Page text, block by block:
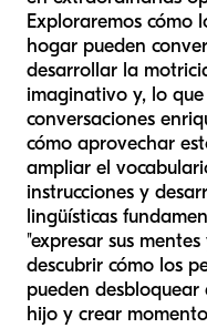
Exploraremos cómo
hogar pueden
desarrollar la
imaginativo y, lo
conversaciones
cómo aprovechar
ampliar el
instrucciones y
lingüísticas
"expresar sus
descubrir cómo los
pueden
hijo y crear